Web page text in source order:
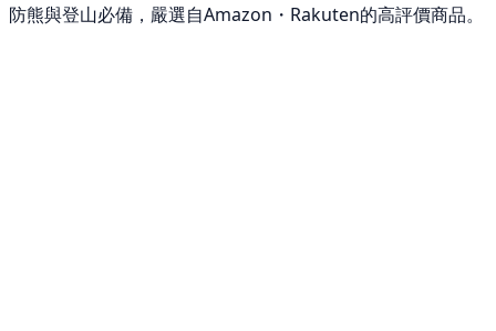
防熊與登山必備，嚴選自Amazon・Rakuten的高評價商品。